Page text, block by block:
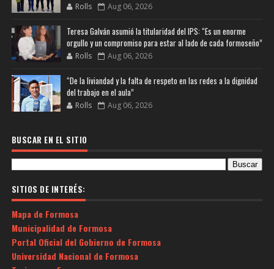
Rolls Aug 06, 2026
Teresa Galván asumió la titularidad del IPS: “Es un enorme
orgullo y un compromiso para estar al lado de cada formoseño”
Rolls Aug 06, 2026
“De la liviandad y la falta de respeto en las redes a la dignidad
del trabajo en el aula”
Rolls Aug 06, 2026
BUSCAR EN EL SITIO
SITIOS DE INTERÉS:
Mapa de Formosa
Municipalidad de Formosa
Portal Oficial del Gobierno de Formosa
Universidad Nacional de Formosa